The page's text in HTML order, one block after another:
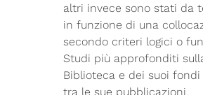
altri invece sono stati da
in funzione di una
secondo criteri logici o
Studi più approfonditi
Biblioteca e dei suoi
tra le sue pubblicazioni.